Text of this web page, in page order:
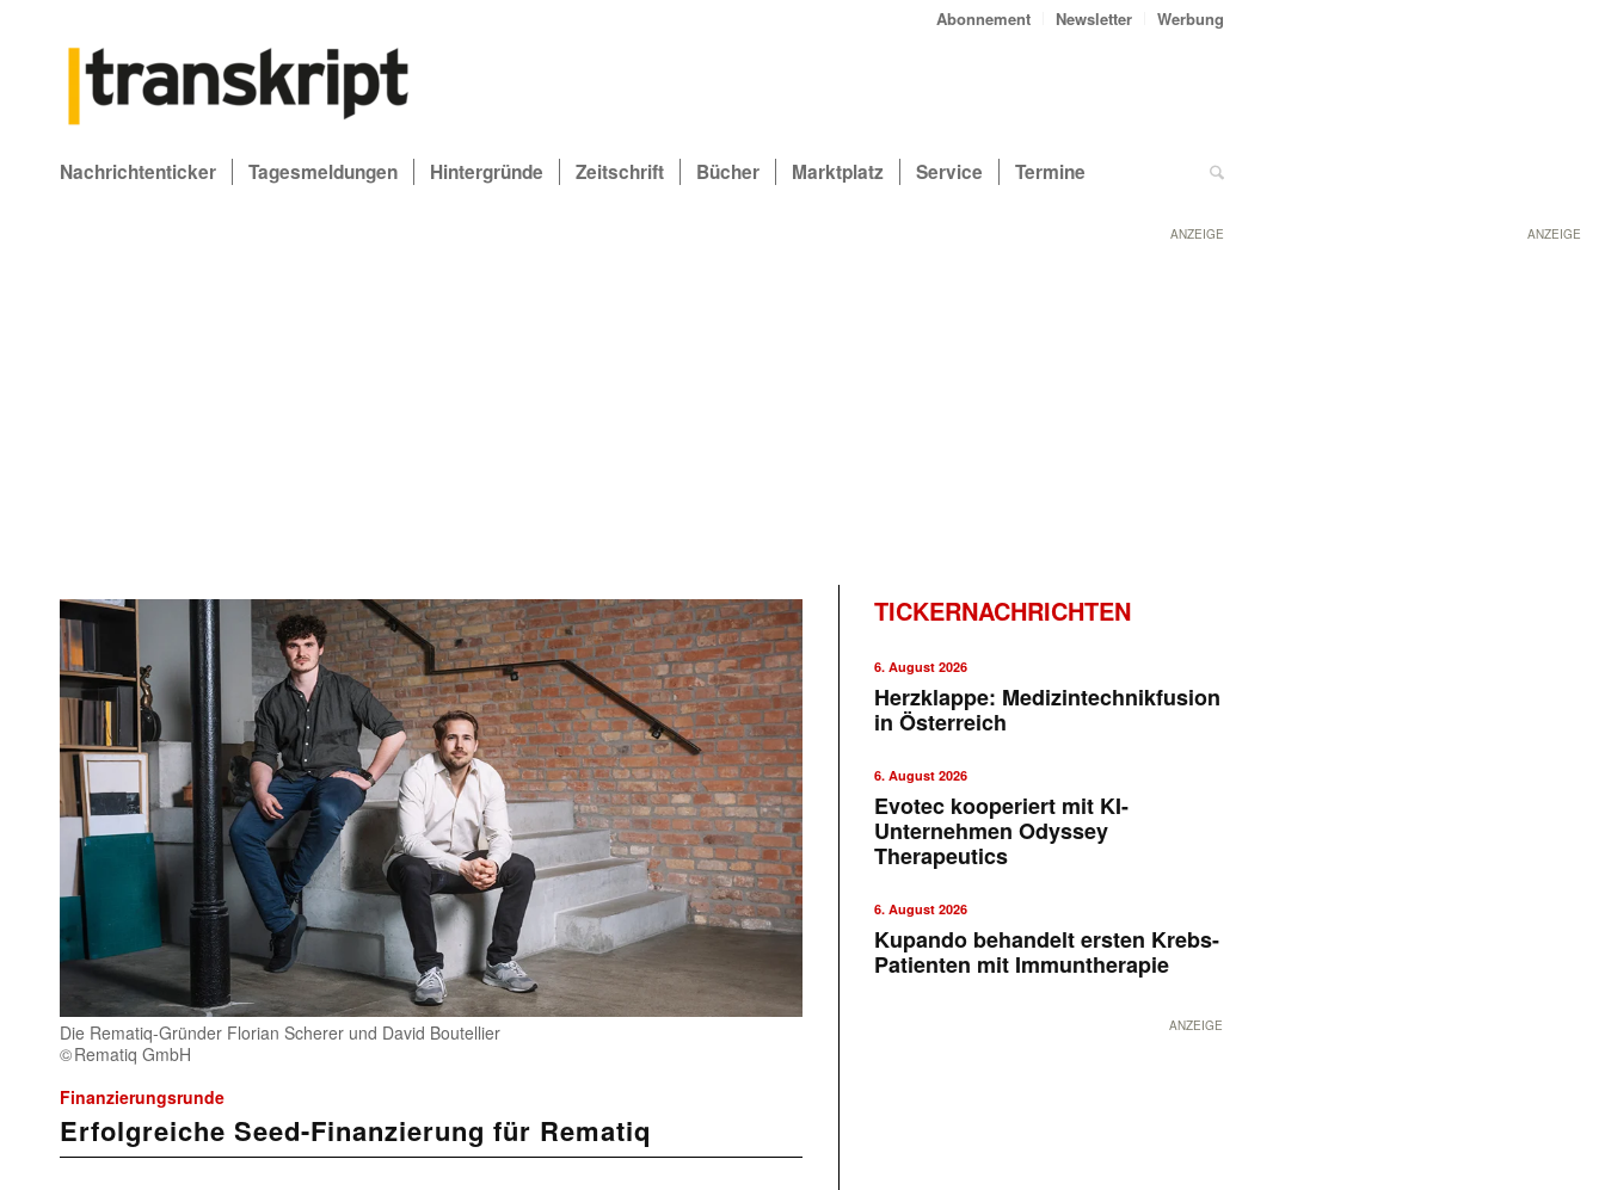
ANZEIGE
Abonnement Newsletter Werbung
Nachrichtenticker Tagesmeldungen Hintergründe Zeitschrift Bücher Marktplatz Service Termine
ANZEIGE
Die Rematiq-Gründer Florian Scherer und David Boutellier
Rematiq GmbH
Finanzierungsrunde
Erfolgreiche Seed-Finanzierung für Rematiq
TICKERNACHRICHTEN
6. August 2026
Herzklappe: Medizintechnikfusion
in Österreich
6. August 2026
Evotec kooperiert mit KI-
Unternehmen Odyssey
Therapeutics
6. August 2026
Kupando behandelt ersten Krebs-
Patienten mit Immuntherapie
ANZEIGE